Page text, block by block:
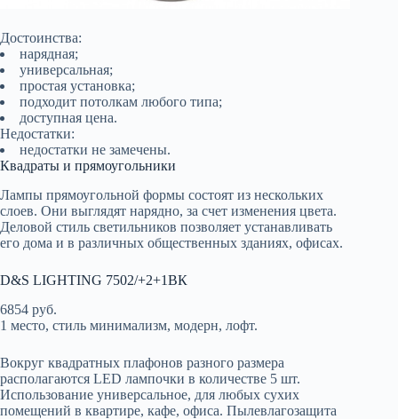
Достоинства:
нарядная;
универсальная;
простая установка;
подходит потолкам любого типа;
доступная цена.
Недостатки:
недостатки не замечены.
Квадраты и прямоугольники
Лампы прямоугольной формы состоят из нескольких
слоев. Они выглядят нарядно, за счет изменения цвета.
Деловой стиль светильников позволяет устанавливать
его дома и в различных общественных зданиях, офисах.
D&S LIGHTING 7502/+2+1ВК
6854 руб.
1 место, стиль минимализм, модерн, лофт.
Вокруг квадратных плафонов разного размера
располагаются LED лампочки в количестве 5 шт.
Использование универсальное, для любых сухих
помещений в квартире, кафе, офиса. Пылевлагозащита